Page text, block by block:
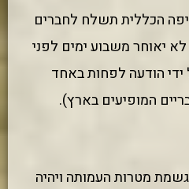
הכללית תשלח לחברים
יאוחר משבוע ימים לפני
הודעה לפחות באחד
המופיעים בארץ).
מטרות העמותה ויהיה